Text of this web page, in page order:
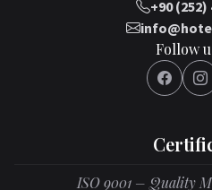
+90 (252)
Follow
ISO 9001 – Quality